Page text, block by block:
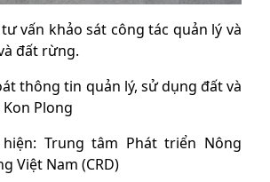
vấn khảo sát công tác quản lý và
đất rừng.
thông tin quản lý, sử dụng đất và
Plong
Trung tâm Phát triển Nông
Việt Nam (CRD)